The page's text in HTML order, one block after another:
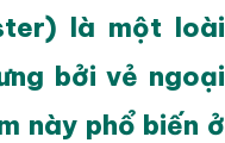
là một loài
bởi vẻ ngoại
này phổ biến ở